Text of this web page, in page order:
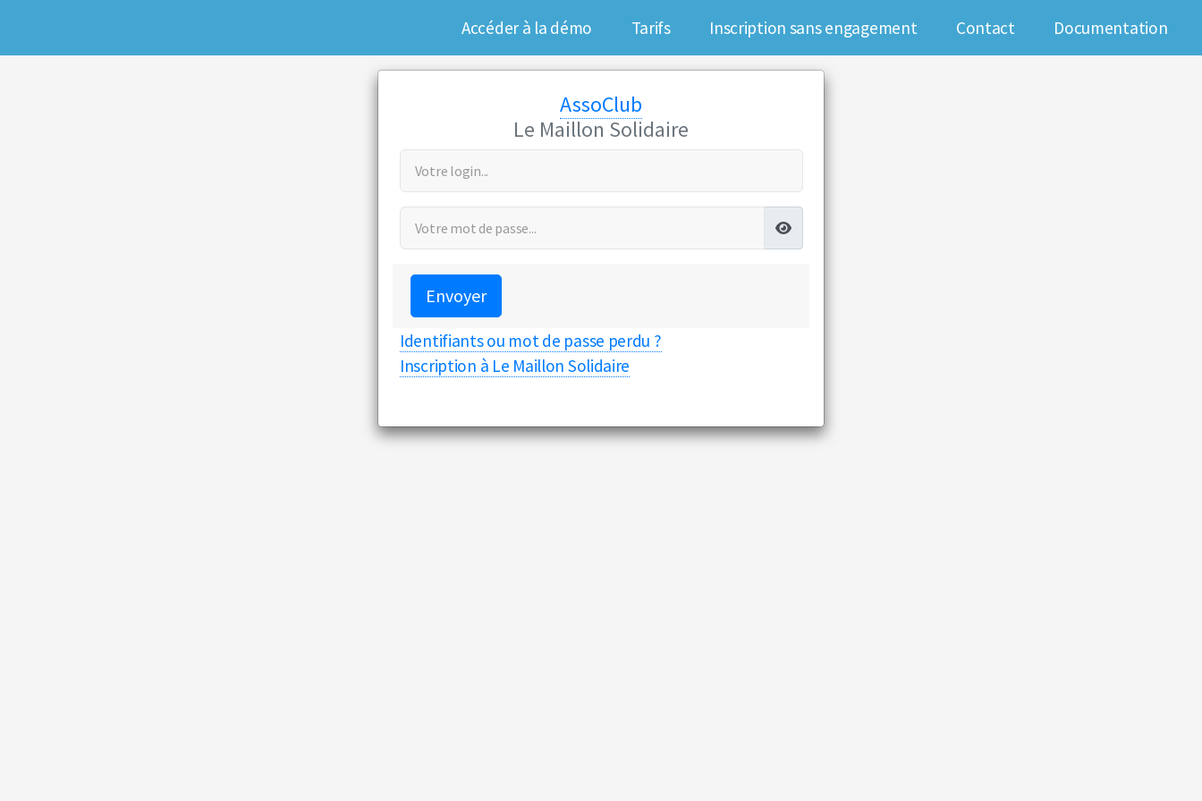
Accéder à la démo Tarifs Inscription sans engagement Contact Documentation
AssoClub
Le Maillon Solidaire
Envoyer
Identifiants ou mot de passe perdu ?
Inscription à Le Maillon Solidaire